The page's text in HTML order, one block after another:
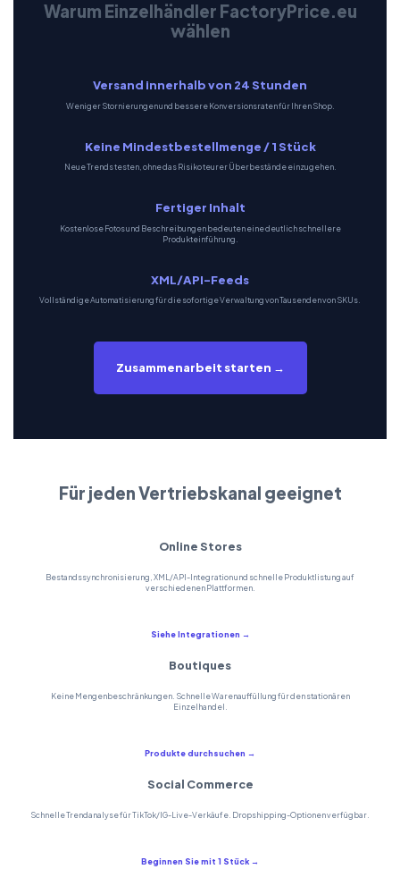
Warum Einzelhändler FactoryPrice.eu
wählen
Versand innerhalb von 24 Stunden
Weniger Stornierungen und bessere Konversionsraten für Ihren Shop.
Keine Mindestbestellmenge / 1 Stück
Neue Trends testen, ohne das Risiko teurer Überbestände einzugehen.
Fertiger Inhalt
Kostenlose Fotos und Beschreibungen bedeuten eine deutlich schnellere
Produkteinführung.
XML/API-Feeds
Vollständige Automatisierung für die sofortige Verwaltung von Tausenden von SKUs.
Zusammenarbeit starten →
Für jeden Vertriebskanal geeignet
Online Stores
Bestandssynchronisierung, XML/API-Integration und schnelle Produktlistung auf
verschiedenen Plattformen.
Siehe Integrationen →
Boutiques
Keine Mengenbeschränkungen. Schnelle Warenauffüllung für den stationären
Einzelhandel.
Produkte durchsuchen →
Social Commerce
Schnelle Trendanalyse für TikTok/IG-Live-Verkäufe. Dropshipping-Optionen verfügbar.
Beginnen Sie mit 1 Stück →